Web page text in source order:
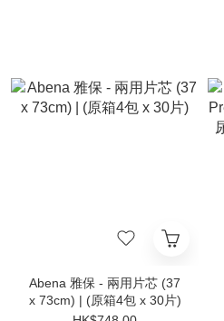
Abena 雅保 - 兩用片芯 (37
x 73cm) | (原箱4包 x 30片)